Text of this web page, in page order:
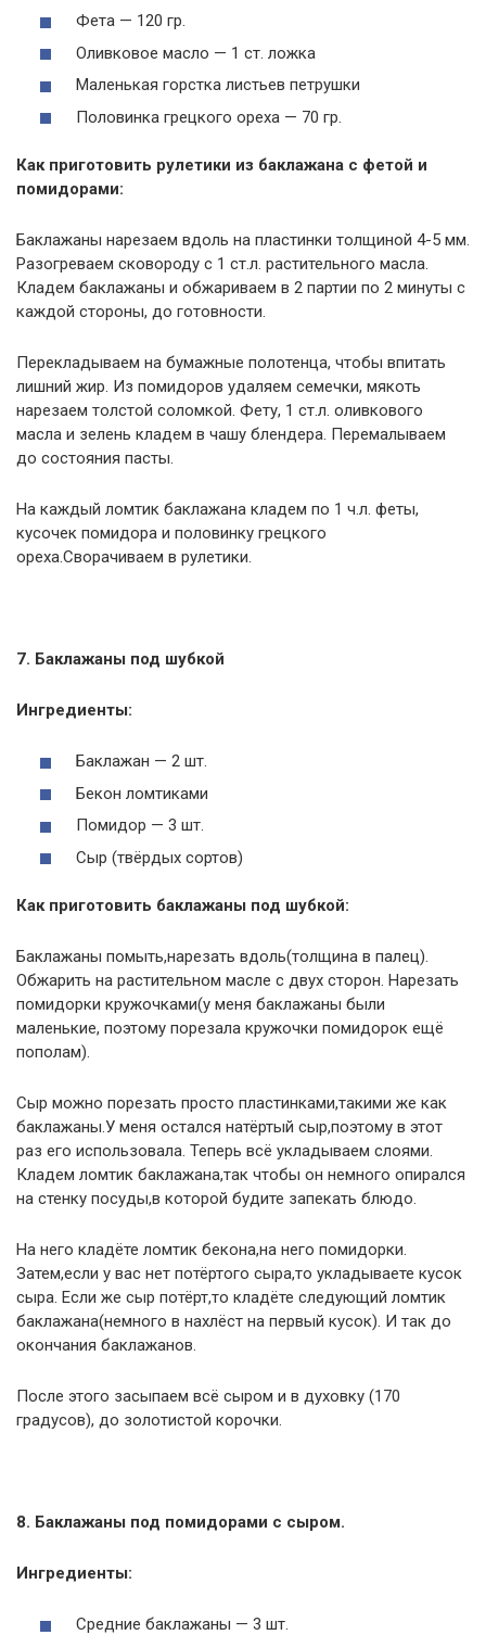
Фета — 120 гр.
Оливковое масло — 1 ст. ложка
Маленькая горстка листьев петрушки
Половинка грецкого ореха — 70 гр.
Как приготовить рулетики из баклажана с фетой и
помидорами:
Баклажаны нарезаем вдоль на пластинки толщиной 4-5 мм.
Разогреваем сковороду с 1 ст.л. растительного масла.
Кладем баклажаны и обжариваем в 2 партии по 2 минуты с
каждой стороны, до готовности.
Перекладываем на бумажные полотенца, чтобы впитать
лишний жир. Из помидоров удаляем семечки, мякоть
нарезаем толстой соломкой. Фету, 1 ст.л. оливкового
масла и зелень кладем в чашу блендера. Перемалываем
до состояния пасты.
На каждый ломтик баклажана кладем по 1 ч.л. феты,
кусочек помидора и половинку грецкого
ореха.Сворачиваем в рулетики.
7. Баклажаны под шубкой
Ингредиенты:
Баклажан — 2 шт.
Бекон ломтиками
Помидор — 3 шт.
Сыр (твёрдых сортов)
Как приготовить баклажаны под шубкой:
Баклажаны помыть,нарезать вдоль(толщина в палец).
Обжарить на растительном масле с двух сторон. Нарезать
помидорки кружочками(у меня баклажаны были
маленькие, поэтому порезала кружочки помидорок ещё
пополам).
Сыр можно порезать просто пластинками,такими же как
баклажаны.У меня остался натёртый сыр,поэтому в этот
раз его использовала. Теперь всё укладываем слоями.
Кладем ломтик баклажана,так чтобы он немного опирался
на стенку посуды,в которой будите запекать блюдо.
На него кладёте ломтик бекона,на него помидорки.
Затем,если у вас нет потёртого сыра,то укладываете кусок
сыра. Если же сыр потёрт,то кладёте следующий ломтик
баклажана(немного в нахлёст на первый кусок). И так до
окончания баклажанов.
После этого засыпаем всё сыром и в духовку (170
градусов), до золотистой корочки.
8. Баклажаны под помидорами с сыром.
Ингредиенты:
Средние баклажаны — 3 шт.